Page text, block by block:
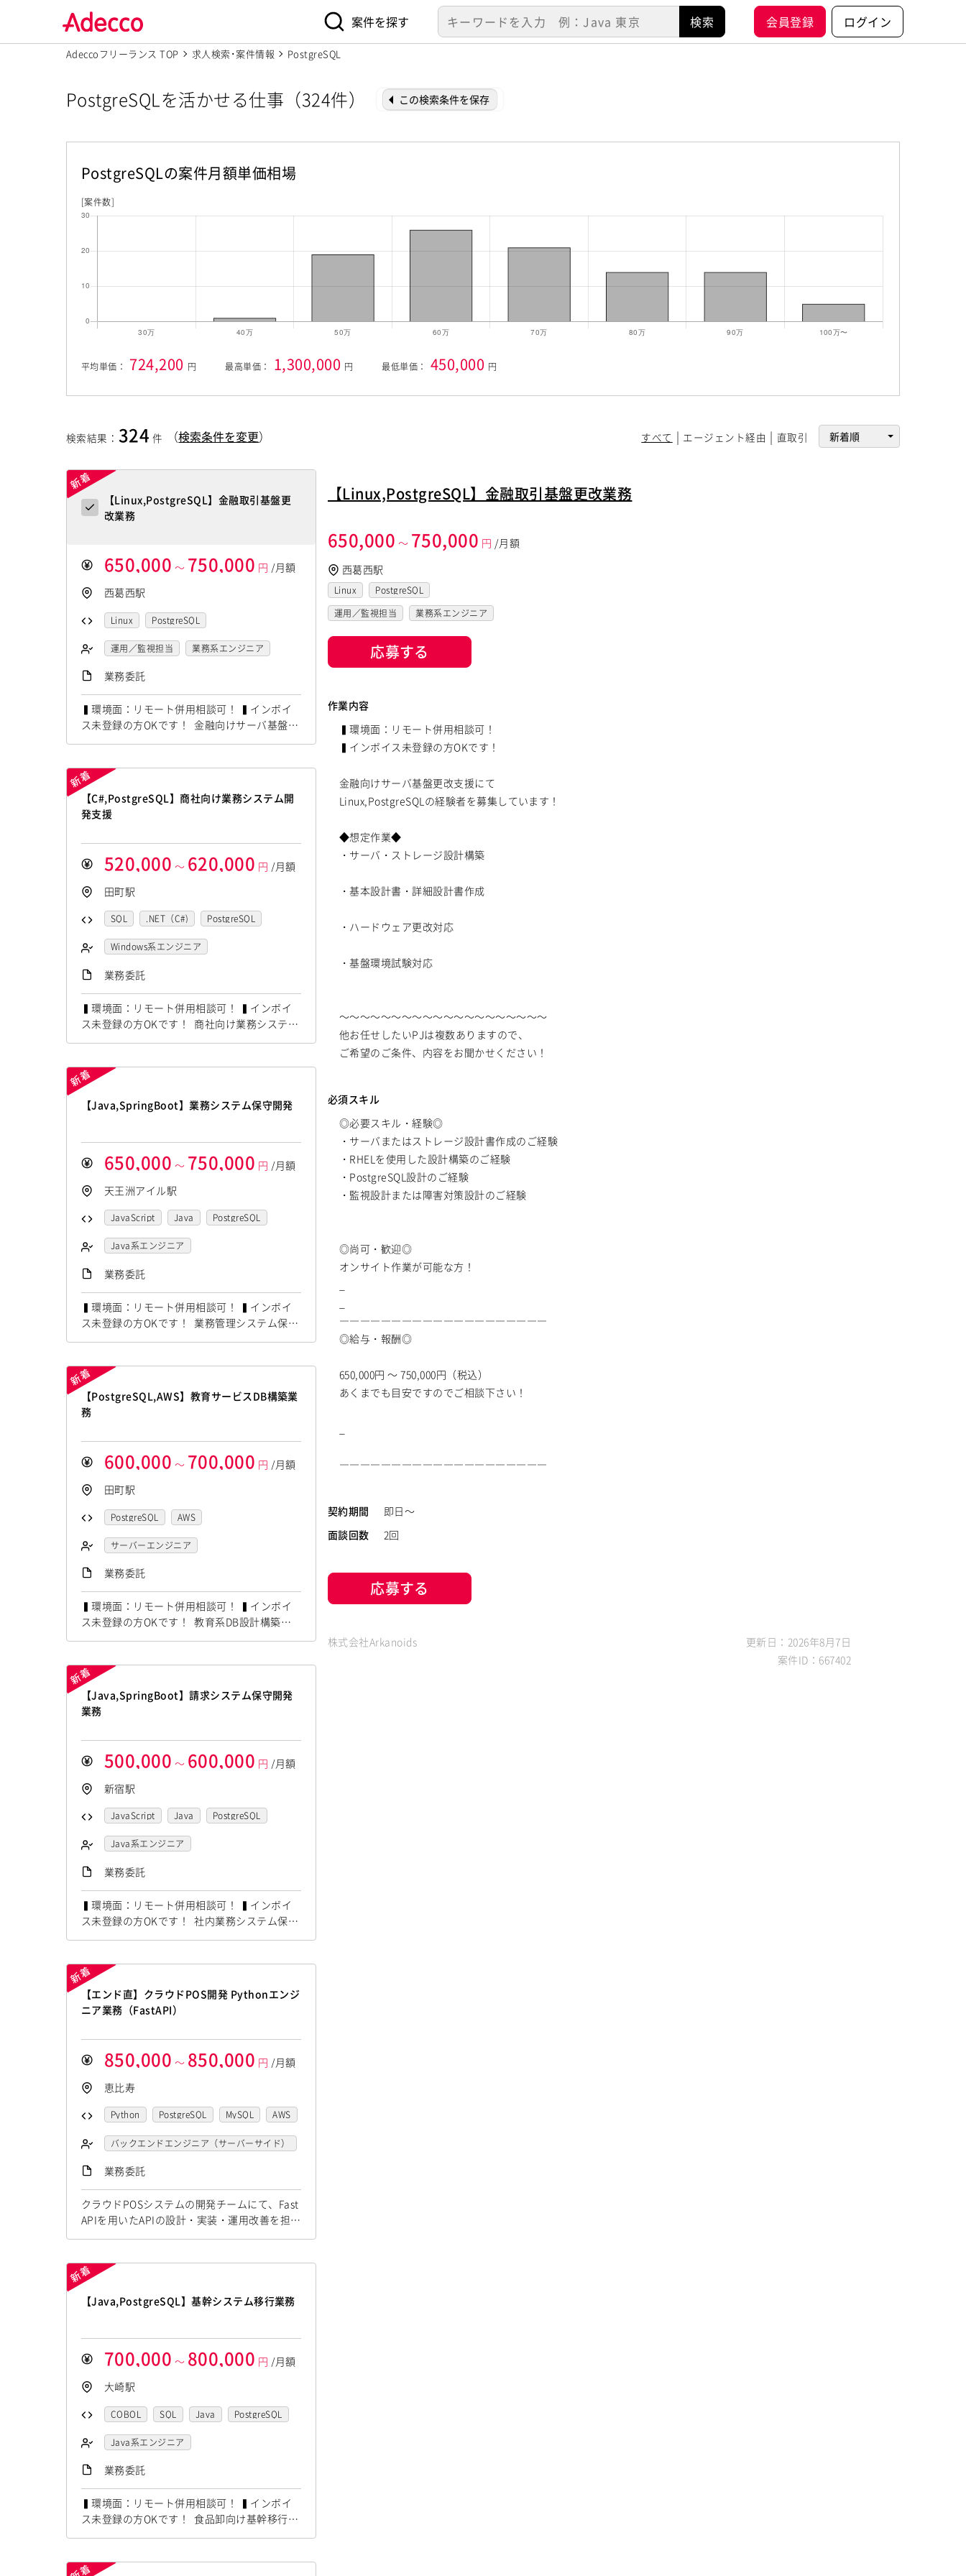
案件を探す 会員登録 ログイン
Adeccoフリーランス TOP 求人検索･案件情報 PostgreSQL
PostgreSQLを活かせる仕事（324件） この検索条件を保存
PostgreSQLの案件月額単価相場
[案件数]
平均単価： 724,200 円 最高単価： 1,300,000 円 最低単価： 450,000 円
検索結果 ： 324 件 （検索条件を変更） すべて エージェント経由 直取引
【Linux,PostgreSQL】金融取引基盤更
改業務
650,000 ～ 750,000 円 /月額
西葛西駅
Linux PostgreSQL
運用／監視担当 業務系エンジニア
業務委託
▍環境面：リモート併用相談可！ ▍インボイ
ス未登録の方OKです！ 金融向けサーバ基盤更
改支援にて Linux,PostgreSQLの経験者を募集
ージ設計構築 ・基本設計書・詳細設計書作成
・ハードウェア更改対応 ・基盤環境試験対応
～～～～～～～～～～～～～～～～～～～～
他お任せしたいPJは複数ありますの...
【C#,PostgreSQL】商社向け業務システム開
発支援
520,000 ～ 620,000 円 /月額
田町駅
SQL .NET（C#)
PostgreSQL
AWS
Windows系エンジニア
サーバーエンジニア
業務委託
▍環境面：リモート併用相談可！ ▍インボイ
ス未登録の方OKです！ 商社向け業務システム
開発支援にて C#,PostgreSQLの経験者を募集
務システム開発 ・要件定義からリリースまで
対応 ・AWS環境でのWebシステム構築 ・AP
I・SSO認証連携機能の開発 ・テストおよびデ
【Java,SpringBoot】業務システム保守開発
650,000 ～ 750,000 円 /月額
天王洲アイル駅
JavaScript Java
PostgreSQL
Vue.js
SpringBoot
Java系エンジニア
フロントエンドエンジニア
業務委託
▍環境面：リモート併用相談可！ ▍インボイ
ス未登録の方OKです！ 業務管理システム保守
開発支援にて Java,SpringBootの経験者を募集
ム保守開発 ・基本設計・開発対応 ・Web画面
改修対応 ・データベース対応 ～～～～～～
～～～～～～～～～～～～～～ 他お任せした
いPJは複数ありますので、 ご希...
【PostgreSQL,AWS】教育サービスDB構築業
務
600,000 ～ 700,000 円 /月額
田町駅
PostgreSQL AWS
サーバーエンジニア
業務委託
▍環境面：リモート併用相談可！ ▍インボイ
ス未登録の方OKです！ 教育系DB設計構築支
援にて PostgreSQL,AWSの経験者を募集してい
本設計 ・PostgreSQL設計構築対応 ・AWS環
境でのDB構築対応 ・IaC構成管理対応 ～～～
～～～～～～～～～～～～～～～～～ 他お任
せしたいPJは複数あ...
【Java,SpringBoot】請求システム保守開発
業務
500,000 ～ 600,000 円 /月額
新宿駅
JavaScript Java
PostgreSQL
SpringBoot
Java系エンジニア
フロントエンドエンジニア
業務委託
▍環境面：リモート併用相談可！ ▍インボイ
ス未登録の方OKです！ 社内業務システム保守
開発支援にて Java,SpringBootの経験者を募集
テム保守開発 ・月次バッチ改修対応 ・Webア
プリケーション開発 ・障害調査・改修対応
～～～～～～～～～～～～～～～～～～～～
他お任せしたいPJは複数ありますの...
【エンド直】クラウドPOS開発 Pythonエンジ
ニア業務（FastAPI）
850,000 ～ 850,000 円 /月額
恵比寿
Python PostgreSQL MySQL
AWS
Django
バックエンドエンジニア（サーバーサイド）
業務委託
クラウドPOSシステムの開発チームにて、Fast
APIを用いたAPIの設計・実装・運用改善を担当
していただきます。 マイクロサービス化や機
テスト容易性）向上を主導していただくポジシ
ョンです。 ・FastAPIを用いたWeb APIの設
計、実装（新規および既存改修） ・API仕様策
【Java,PostgreSQL】基幹システム移行業務
700,000 ～ 800,000 円 /月額
大崎駅
COBOL SQL Java PostgreSQL
Java系エンジニア
業務委託
▍環境面：リモート併用相談可！ ▍インボイ
ス未登録の方OKです！ 食品卸向け基幹移行支
援にて Java,PostgreSQLの経験者を募集して
応支援 ・COBOL仕様解析および調査対応 ・J
【Linux,PostgreSQL】金融取引基盤更改業務
650,000 ～ 750,000 円 /月額
西葛西駅
Linux
PostgreSQL
運用／監視担当
業務系エンジニア
応募する
作業内容
▍環境面：リモート併用相談可！
▍インボイス未登録の方OKです！
金融向けサーバ基盤更改支援にて
Linux,PostgreSQLの経験者を募集しています！
◆想定作業◆
・サーバ・ストレージ設計構築
・基本設計書・詳細設計書作成
・ハードウェア更改対応
・基盤環境試験対応
～～～～～～～～～～～～～～～～～～～～
他お任せしたいPJは複数ありますので、
必須スキル
◎必要スキル・経験◎
・サーバまたはストレージ設計書作成のご経験
・RHELを使用した設計構築のご経験
・PostgreSQL設計のご経験
・監視設計または障害対策設計のご経験
◎尚可・歓迎◎
オンサイト作業が可能な方！
――――――――――――――――――――
◎給与・報酬◎
650,000円 ～ 750,000円（税込）
あくまでも目安ですのでご相談下さい！
――――――――――――――――――――
契約期間
即日～
面談回数
2回
応募する
株式会社Arkanoids
更新日：2026年8月7日
案件ID：667402